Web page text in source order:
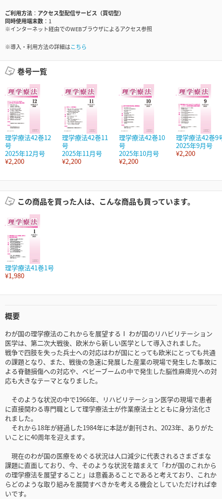
ご利用方法
アクセス型配信サービス（買切型）
同時使用端末数
1
※インターネット経由でのWEBブラウザによるアクセス参照
※導入・利用方法の詳細はこちら
巻号一覧
理学療法42巻12
号
2025年12月号
¥2,200
理学療法42巻11
号
2025年11月号
¥2,200
理学療法42巻10
号
2025年10月号
¥2,200
理学療法42巻9
2025年9月号
¥2,200
この商品を買った人は、こんな商品も買っています。
理学療法41巻1号
¥1,980
概要
わが国の理学療法のこれからを展望するⅠ わが国のリハビリテーション
医学は、第二次大戦後、欧米から新しい医学として導入されました。
戦争で四肢を失った兵士への対応はわが国にとっても欧米にとっても共通
の課題となり、また、戦後の急速に発展した産業の現場で発生した事故に
よる脊髄損傷への対応や、ベビーブームの中で発生した脳性麻痺児への対
応も大きなテーマとなりました。
そのような状況の中で1966年、リハビリテーション医学の現場で患者
に直接関わる専門職として理学療法士が作業療法士とともに身分法化さ
れました。
それから18年が経過した1984年に本誌が創刊され、2023年、ありがた
いことに40周年を迎えます。
現在のわが国の医療をめぐる状況は人口減少に代表されるさまざまな
課題に直面しており、今、そのような状況を踏まえて「わが国のこれから
の理学療法を展望すること」は意義あることであると考えており、これか
らどのような取り組みを展開すべきかを考える機会としていただければ幸
いです。